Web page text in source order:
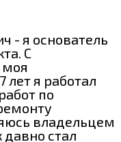
- я основатель
С
моя
лет я работал
по
владельцем
давно стал